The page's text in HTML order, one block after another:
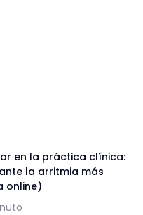
en la práctica clínica:
la arritmia más
online)